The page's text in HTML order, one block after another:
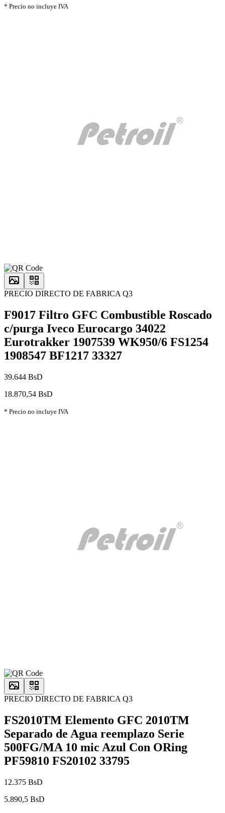
* Precio no incluye IVA
PRECIO DIRECTO DE FABRICA Q3
F9017 Filtro GFC Combustible Roscado
c/purga Iveco Eurocargo 34022
Eurotrakker 1907539 WK950/6 FS1254
1908547 BF1217 33327
39.644 BsD
18.870,54 BsD
* Precio no incluye IVA
PRECIO DIRECTO DE FABRICA Q3
FS2010TM Elemento GFC 2010TM
Separado de Agua reemplazo Serie
500FG/MA 10 mic Azul Con ORing
PF59810 FS20102 33795
12.375 BsD
5.890,5 BsD